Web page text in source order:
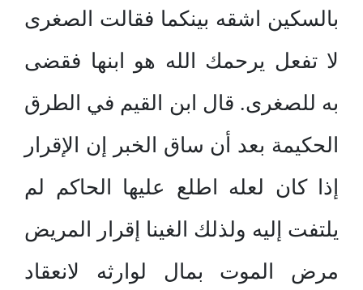
بالسكين اشقه بينكما فقالت الصغرى
لا تفعل يرحمك الله هو ابنها فقضى
به للصغرى. قال ابن القيم في الطرق
الحكيمة بعد أن ساق الخبر إن الإقرار
إذا كان لعله اطلع عليها الحاكم لم
يلتفت إليه ولذلك الغينا إقرار المريض
مرض الموت بمال لوارثه لانعقاد